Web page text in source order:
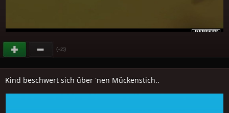
(+25)
Kind beschwert sich über 'nen Mückenstich..